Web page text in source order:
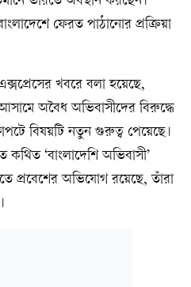
ফেরত পাঠানোর প্রক্রিয়া
খবরে বলা হয়েছে,
অবৈধ অভিবাসীদের বিরুদ্ধে
বিষয়টি নতুন গুরুত্ব পেয়েছে।
‘বাংলাদেশি অভিবাসী’
প্রবেশের অভিযোগ রয়েছে, তাঁরা